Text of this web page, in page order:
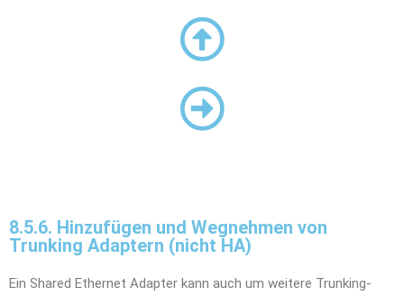
8.5.6. Hinzufügen und Wegnehmen von
Trunking Adaptern (nicht HA)
Ein Shared Ethernet Adapter kann auch um weitere Trunking-